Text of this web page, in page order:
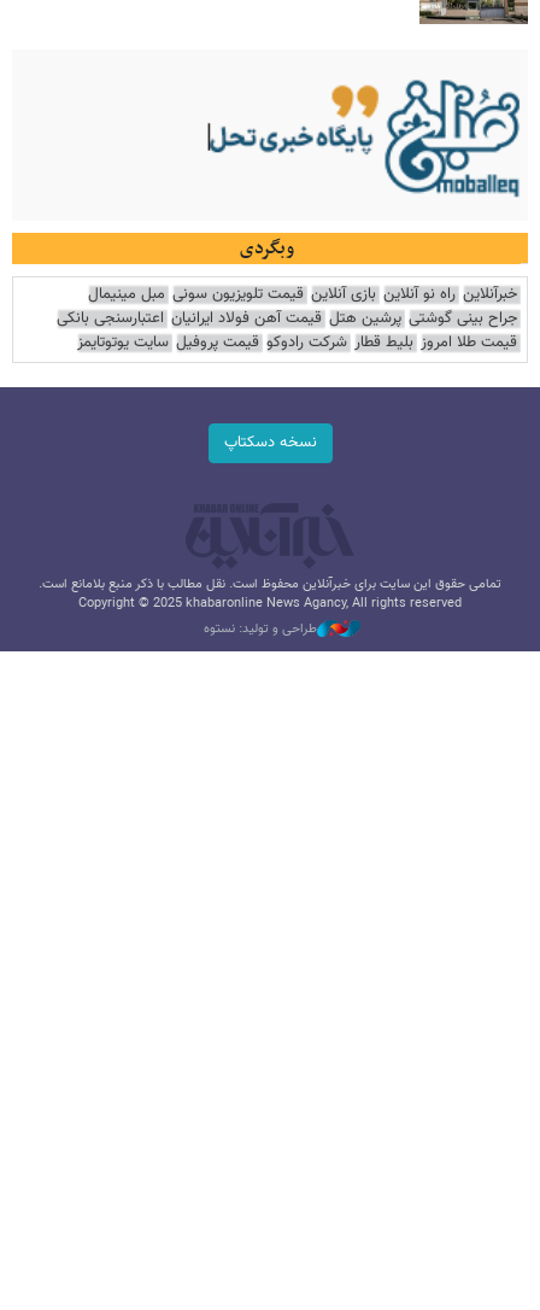
وبگردی
خبرآنلاین راه نو آنلاین بازی آنلاین قیمت تلویزیون سونی مبل مینیمال
جراح بینی گوشتی پرشین هتل قیمت آهن فولاد ایرانیان اعتبارسنجی بانکی
قیمت طلا امروز بلیط قطار شرکت رادوکو قیمت پروفیل سایت یوتوتایمز
نسخه دسکتاپ
تمامی حقوق این سایت برای خبرآنلاین محفوظ است. نقل مطالب با ذکر منبع بلامانع است.
Copyright © 2025 khabaronline News Agancy, All rights reserved
طراحی و تولید: نستوه